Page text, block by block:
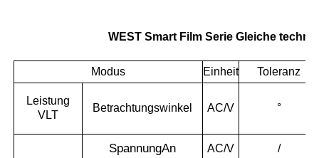
WEST Smart Film Serie Gleiche
Modus Einheit Toleranz
Leistung
VLT
Betrachtungswinkel AC/V °
SpannungAn AC/V /